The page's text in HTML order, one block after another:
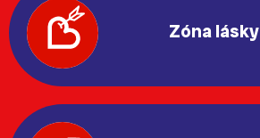
Zóna lásky